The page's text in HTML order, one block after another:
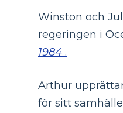
Winston och
regeringen i
1984 .
Arthur
för sitt